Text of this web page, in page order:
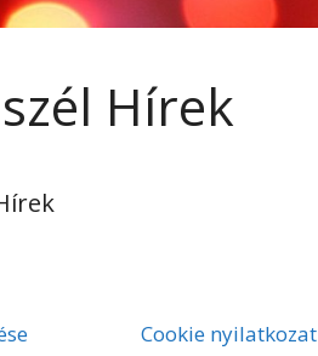
Hírek
Cookie nyilatkozat